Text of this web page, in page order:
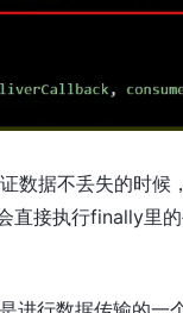
数据不丢失的时候
接执行finally里